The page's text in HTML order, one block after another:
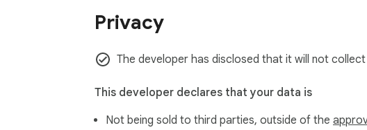
- 반복되는 프롬프트를 효율적으로 관리하고 싶으신 분
Privacy
The developer has disclosed that it will not
This developer declares that your data is
Not being sold to third parties, outside of the